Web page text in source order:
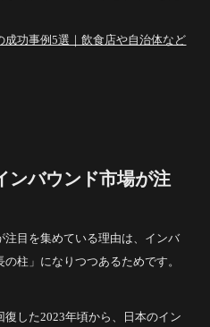
成功事例5選｜飲食店や自治体など
ンバウンド市場が注
目を集めている理由は、インバ
柱」になりつつあるためです。
した2023年頃から、日本のイン